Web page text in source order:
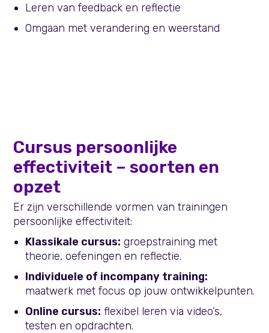
Leren van feedback en reflectie
Omgaan met verandering en weerstand
Cursus persoonlijke
effectiviteit – soorten en
opzet
Er zijn verschillende vormen van trainingen
persoonlijke effectiviteit:
Klassikale cursus: groepstraining met
theorie, oefeningen en reflectie.
Individuele of incompany training:
maatwerk met focus op jouw ontwikkelpunten.
Online cursus: flexibel leren via video’s,
testen en opdrachten.